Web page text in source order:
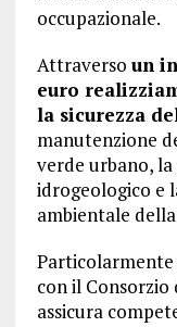
occupazionale.
Attraverso un
euro
la sicurezza
manutenzione
verde urbano,
idrogeologico e
ambientale
Particolarmente
con il Consorzio
assicura